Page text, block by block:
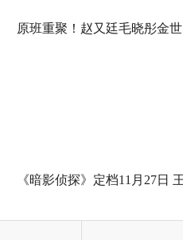
原班重聚！赵又廷毛晓彤金世
《暗影侦探》定档11月27日